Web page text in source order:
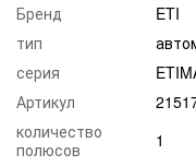
Бренд
ETI
тип
серия
Артикул
количество
полюсов
1